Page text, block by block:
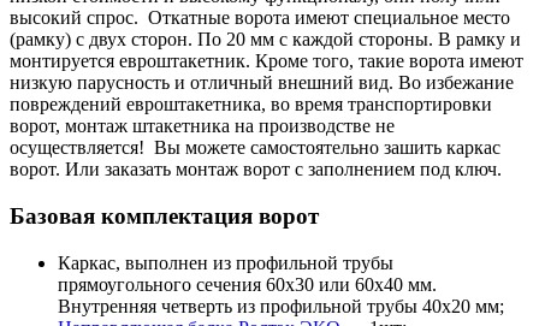
высокий спрос. Откатные ворота имеют специальное место
(рамку) с двух сторон. По 20 мм с каждой стороны. В рамку и
монтируется евроштакетник. Кроме того, такие ворота имеют
низкую парусность и отличный внешний вид. Во избежание
повреждений евроштакетника, во время транспортировки
ворот, монтаж штакетника на производстве не
осуществляется! Вы можете самостоятельно зашить каркас
ворот. Или заказать монтаж ворот с заполнением под ключ.
Базовая комплектация ворот
Каркас, выполнен из профильной трубы
прямоугольного сечения 60х30 или 60х40 мм.
Внутренняя четверть из профильной трубы 40х20 мм;